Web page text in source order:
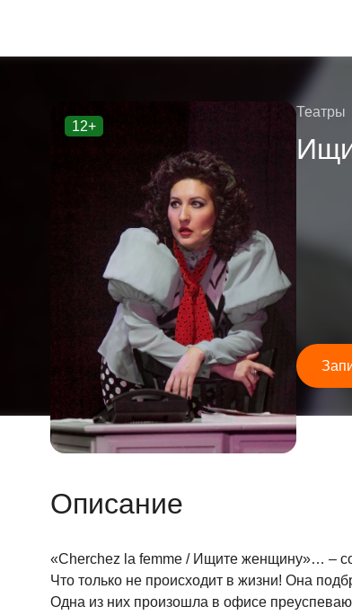
12+
Театры
Описание
«Cherchez la femme / Ищите женщину»… –
Что только не происходит в жизни! Она
Одна из них произошла в офисе